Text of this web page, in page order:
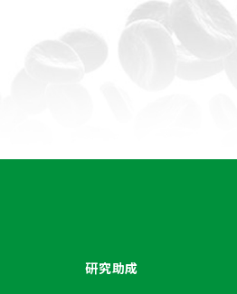
研究助成